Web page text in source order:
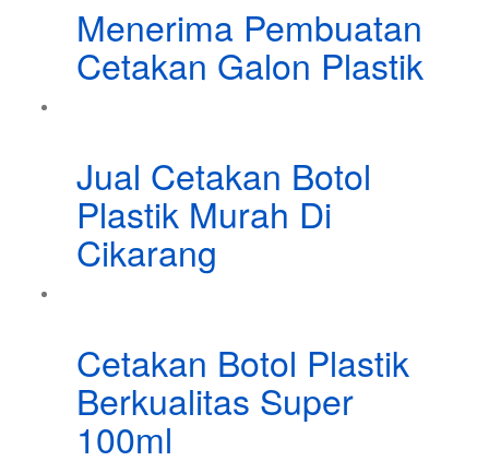
Menerima Pembuatan
Cetakan Galon Plastik
Jual Cetakan Botol
Plastik Murah Di
Cikarang
Cetakan Botol Plastik
Berkualitas Super
100ml